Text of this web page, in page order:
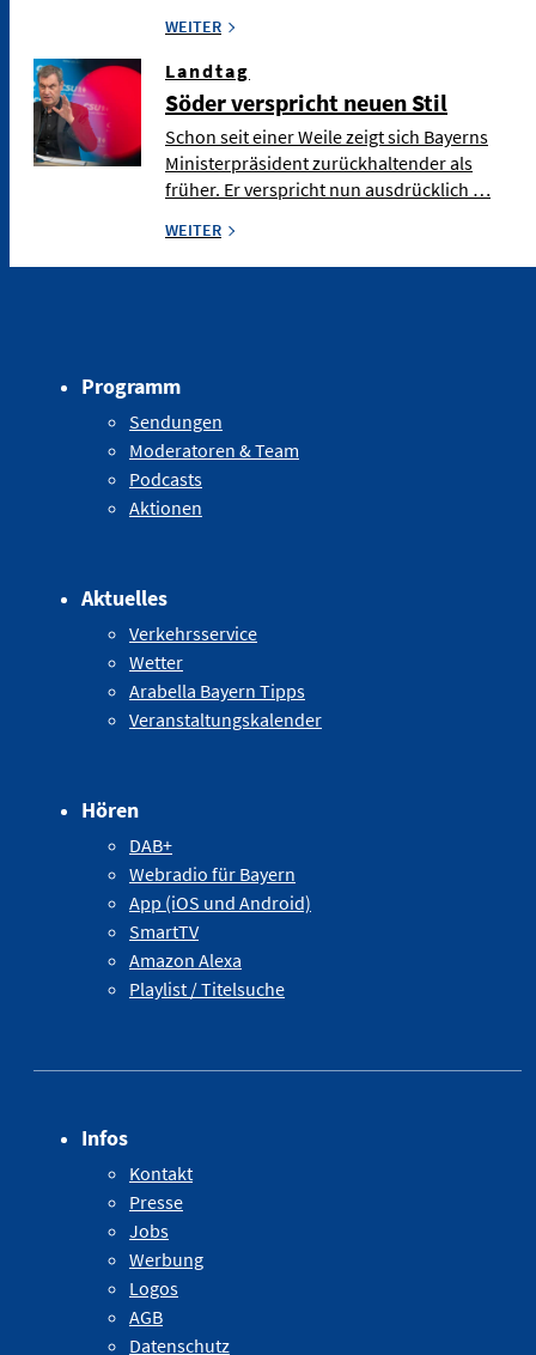
WEITER
Landtag
Söder verspricht neuen Stil
Schon seit einer Weile zeigt sich Bayerns
Ministerpräsident zurückhaltender als
früher. Er verspricht nun ausdrücklich …
WEITER
Programm
Sendungen
Moderatoren & Team
Podcasts
Aktionen
Aktuelles
Verkehrsservice
Wetter
Arabella Bayern Tipps
Veranstaltungskalender
Hören
DAB+
Webradio für Bayern
App (iOS und Android)
SmartTV
Amazon Alexa
Playlist / Titelsuche
Infos
Kontakt
Presse
Jobs
Werbung
Logos
AGB
Datenschutz